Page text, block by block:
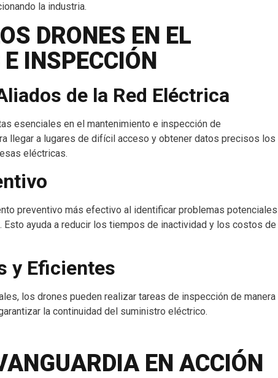
la industria.
DRONES EN EL
INSPECCIÓN
de la Red Eléctrica
esenciales en el mantenimiento e inspección de
llegar a lugares de difícil acceso y obtener datos precisos los
eléctricas.
preventivo más efectivo al identificar problemas potenciales
ayuda a reducir los tiempos de inactividad y los costos de
y Eficientes
los drones pueden realizar tareas de inspección de manera
la continuidad del suministro eléctrico.
EN ACCIÓN